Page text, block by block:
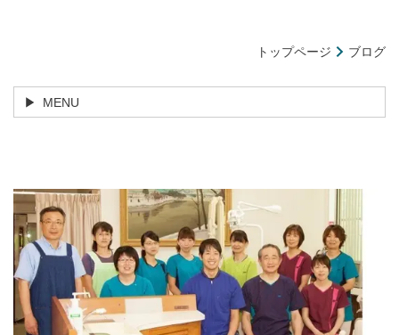
トップページ ブログ
MENU